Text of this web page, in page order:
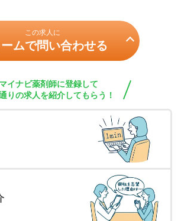
この求人に
ムで問い合わせる
マイナビ薬剤師に登録して
りの求人を紹介してもらう！